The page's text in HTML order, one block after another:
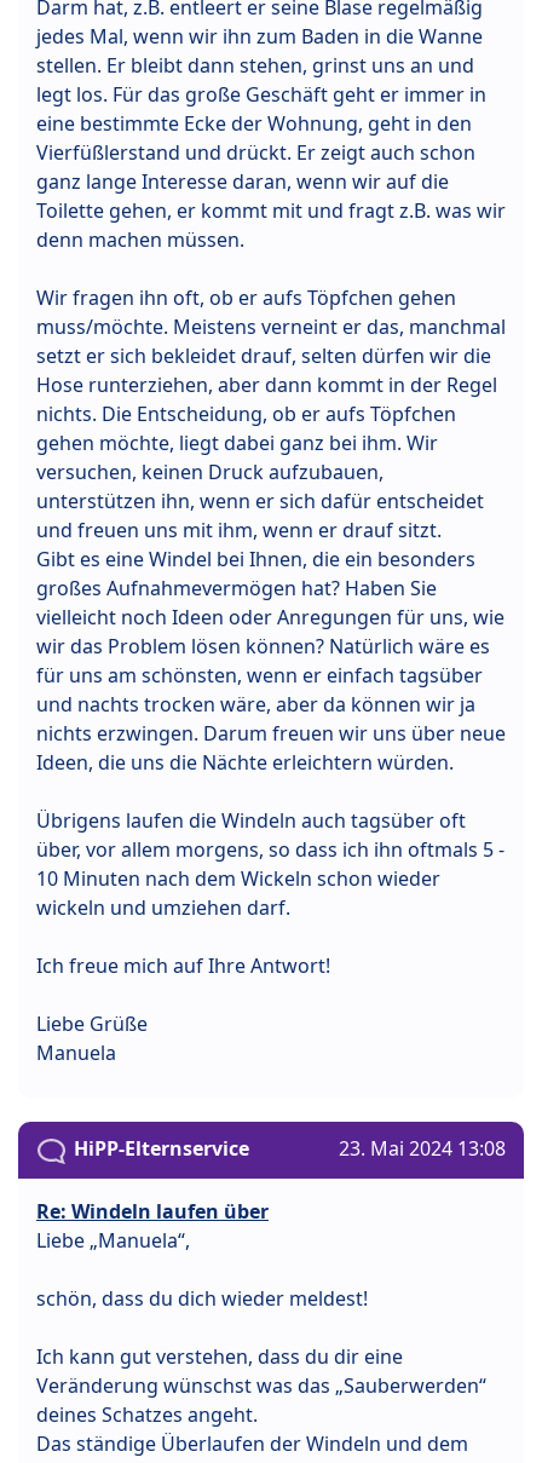
Darm hat, z.B. entleert er seine Blase regelmäßig
jedes Mal, wenn wir ihn zum Baden in die Wanne
stellen. Er bleibt dann stehen, grinst uns an und
legt los. Für das große Geschäft geht er immer in
eine bestimmte Ecke der Wohnung, geht in den
Vierfüßlerstand und drückt. Er zeigt auch schon
ganz lange Interesse daran, wenn wir auf die
Toilette gehen, er kommt mit und fragt z.B. was wir
denn machen müssen.
Wir fragen ihn oft, ob er aufs Töpfchen gehen
muss/möchte. Meistens verneint er das, manchmal
setzt er sich bekleidet drauf, selten dürfen wir die
Hose runterziehen, aber dann kommt in der Regel
nichts. Die Entscheidung, ob er aufs Töpfchen
gehen möchte, liegt dabei ganz bei ihm. Wir
versuchen, keinen Druck aufzubauen,
unterstützen ihn, wenn er sich dafür entscheidet
und freuen uns mit ihm, wenn er drauf sitzt.
Gibt es eine Windel bei Ihnen, die ein besonders
großes Aufnahmevermögen hat? Haben Sie
vielleicht noch Ideen oder Anregungen für uns, wie
wir das Problem lösen können? Natürlich wäre es
für uns am schönsten, wenn er einfach tagsüber
und nachts trocken wäre, aber da können wir ja
nichts erzwingen. Darum freuen wir uns über neue
Ideen, die uns die Nächte erleichtern würden.
Übrigens laufen die Windeln auch tagsüber oft
über, vor allem morgens, so dass ich ihn oftmals 5 -
10 Minuten nach dem Wickeln schon wieder
wickeln und umziehen darf.
Ich freue mich auf Ihre Antwort!
Liebe Grüße
Manuela
HiPP-Elternservice 23. Mai 2024 13:08
Re: Windeln laufen über
Liebe „Manuela“,
schön, dass du dich wieder meldest!
Ich kann gut verstehen, dass du dir eine
Veränderung wünschst was das „Sauberwerden“
deines Schatzes angeht.
Das ständige Überlaufen der Windeln und dem